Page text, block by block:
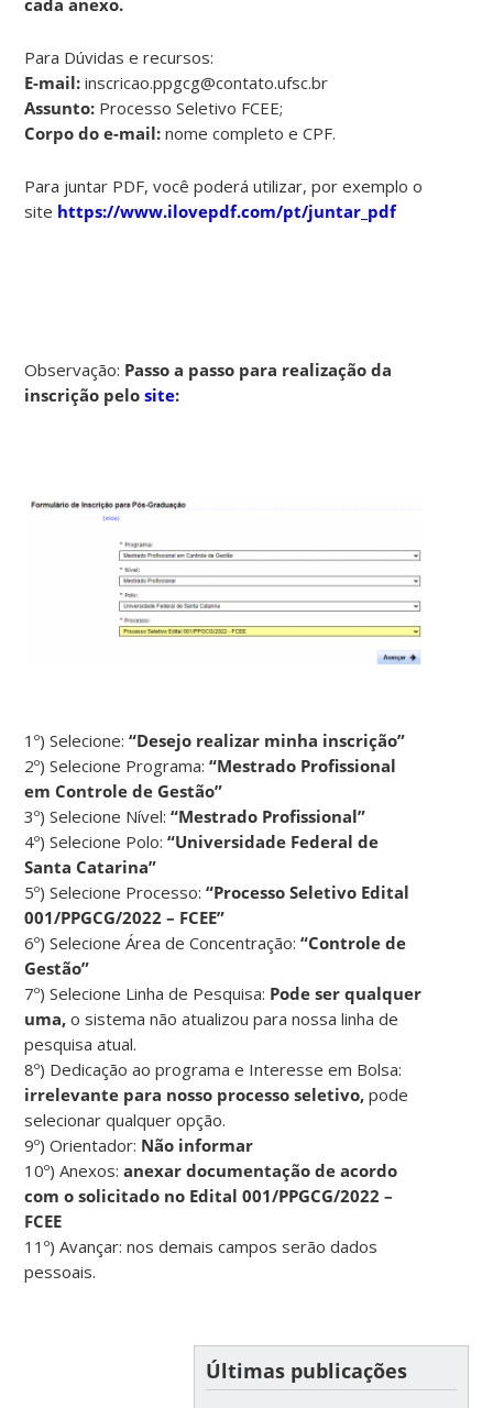
Para Dúvidas e recursos:
E-mail:inscricao.ppgcg@contato.ufsc.br
Assunto: Processo Seletivo FCEE;
Corpo do e-mail: nome completo e CPF.
Para juntar PDF, você poderá utilizar, por exemplo o
site https://www.ilovepdf.com/pt/juntar_pdf
Observação: Passo a passo para realização da
inscrição pelo site:
1º) Selecione:“Desejo realizar minha inscrição”
2º) Selecione Programa:“Mestrado Profissional
em Controle de Gestão”
3º) Selecione Nível:“Mestrado Profissional”
4º) Selecione Polo:“Universidade Federal de
Santa Catarina”
5º) Selecione Processo:“Processo Seletivo Edital
001/PPGCG/2022 – FCEE”
6º) Selecione Área de Concentração:“Controle de
Gestão”
7º) Selecione Linha de Pesquisa: Pode ser qualquer
uma, o sistema não atualizou para nossa linha de
pesquisa atual.
8º) Dedicação ao programa e Interesse em Bolsa:
irrelevante para nosso processo seletivo, pode
selecionar qualquer opção.
9º) Orientador: Não informar
10º) Anexos: anexar documentação de acordo
com o solicitado no Edital 001/PPGCG/2022 –
FCEE
11º) Avançar: nos demais campos serão dados
pessoais.
Últimas publicações